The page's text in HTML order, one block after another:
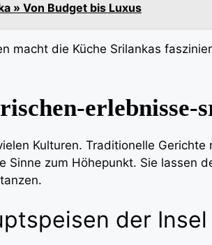
» Von Budget bis Luxus
macht die Küche Srilankas
erlebnisse-
Kulturen. Traditionelle Gerichte
Sinne zum Höhepunkt. Sie lassen
der Insel